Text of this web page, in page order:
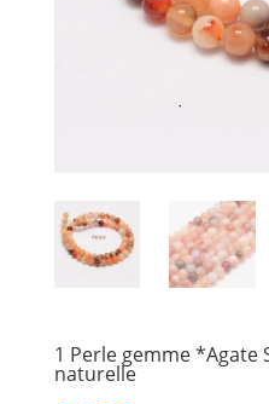
1 Perle gemme *Agate
naturelle